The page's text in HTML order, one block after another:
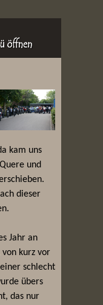
kam uns
und
dieser
Jahr an
kurz vor
schlecht
übers
das nur